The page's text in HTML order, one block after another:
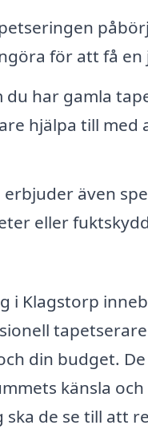
för att få en
du har gamla
hjälpa till
även
eller
Klagstorp
din budget.
känsla
de se till att